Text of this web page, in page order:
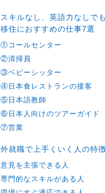
スキルなし、英語力なしで
住におすすめの仕事7選
①コールセンター
②清掃員
③ベビーシッター
④日本食レストランの接客
⑤日本語教師
⑥日本人向けのツアーガイド
⑦営業
就職で上手くいく人の特
意見を主張できる人
専門的なスキルがある人